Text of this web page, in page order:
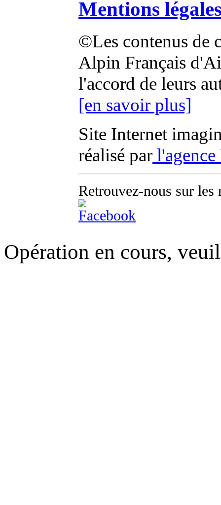
Mentions
©Les contenus de
Alpin Français
l'accord de leurs
[en savoir plus]
Site Internet
réalisé par
Retrouvez-nous sur les
Opération en cours,